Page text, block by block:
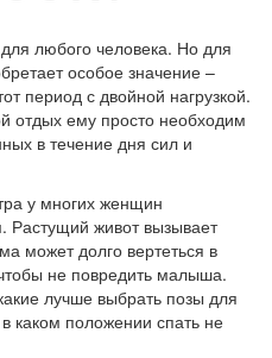
любого человека. Но для
особое значение –
период с двойной нагрузкой.
отдых ему просто необходим
в течение дня сил и
у многих женщин
Растущий живот вызывает
может долго вертеться в
не повредить малыша.
лучше выбрать позы для
каком положении спать не